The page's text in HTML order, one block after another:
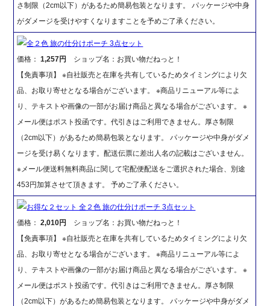
さ制限（2cm以下）があるため簡易包装となります。 パッケージや中身
がダメージを受けやすくなりますことを予めご了承ください。
全２色 旅の仕分けポーチ 3点セット
価格：1,257円
ショップ名：お買い物だねっと！
【免責事項】 ※自社販売と在庫を共有しているためタイミングにより欠
品、お取り寄せとなる場合がございます。 ※商品リニューアル等によ
り、テキストや画像の一部がお届け商品と異なる場合がございます。 ※
メール便はポスト投函です。代引きはご利用できません。厚さ制限
（2cm以下）があるため簡易包装となります。 パッケージや中身がダメ
ージを受け易くなります。配送伝票に差出人名の記載はございません。
※メール便送料無料商品に関して宅配便配送をご選択された場合、別途
453円加算させて頂きます。 予めご了承ください。
お得な２セット 全２色 旅の仕分けポーチ 3点セット
価格：2,010円
ショップ名：お買い物だねっと！
【免責事項】 ※自社販売と在庫を共有しているためタイミングにより欠
品、お取り寄せとなる場合がございます。 ※商品リニューアル等によ
り、テキストや画像の一部がお届け商品と異なる場合がございます。 ※
メール便はポスト投函です。代引きはご利用できません。厚さ制限
（2cm以下）があるため簡易包装となります。 パッケージや中身がダメ